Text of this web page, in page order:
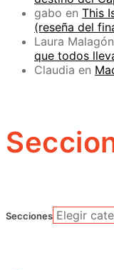
gabo en This
(reseña del
Laura
que todos
Claudia en
Secciones